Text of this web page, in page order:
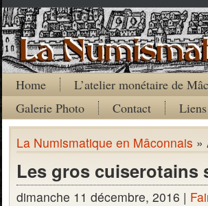
Home L’atelier monétaire de
Galerie Photo
Contact
La Numismatique en Mâconnais »
Les gros cuiserotains
dimanche 11 décembre, 2016 |